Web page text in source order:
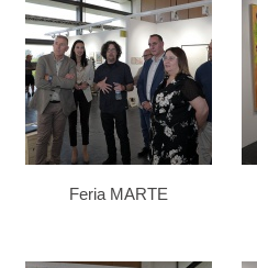
Feria MARTE